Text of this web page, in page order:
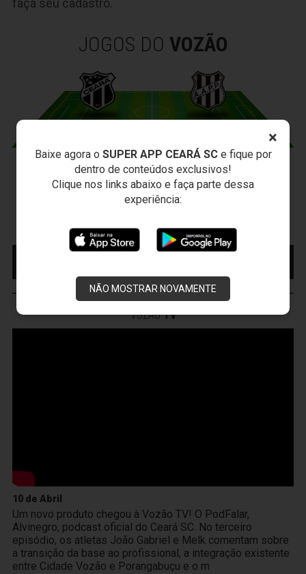
×
Baixe agora o SUPER APP CEARÁ SCe fique por
dentro de conteúdos exclusivos!
Clique nos links abaixo e faça parte dessa
experiência:
NÃO MOSTRAR NOVAMENTE
faça seu cadastro.
JOGOS DO VOZÃO
CEARÁ X PONTE PRETA
Sexta-feira, 07/08/2026 - 20:30
Arena Vozão (Castelão) - Capital/CE
VOZÃOTV
10 de Abril
Um novo produto chegou à Vozão TV! O PodFalar,
Alvinegro, podcast oficial do Ceará SC. No terceiro
episódio, os atletas João Gabriel e Melk comentam sobre
a transição da base ao profissional, a integração existente
entre Cidade Vozão e Porangabuçu e o m